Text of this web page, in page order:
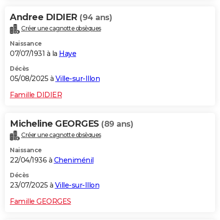
Andree DIDIER (94 ans)
Créer une cagnotte obsèques
Naissance
07/07/1931 à la Haye
Décès
05/08/2025 à Ville-sur-Illon
Famille DIDIER
Micheline GEORGES (89 ans)
Créer une cagnotte obsèques
Naissance
22/04/1936 à Cheniménil
Décès
23/07/2025 à Ville-sur-Illon
Famille GEORGES